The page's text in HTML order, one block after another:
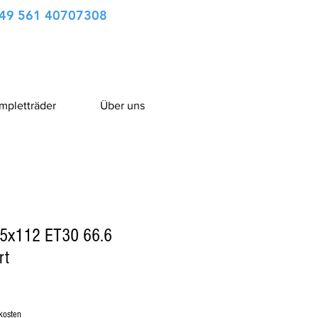
561 40707308
Über uns
ET30 66.6